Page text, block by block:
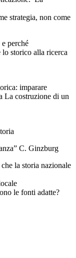
strategia, non come
perché
storico alla ricerca
imparare
La costruzione di un
C. Ginzburg
la storia nazionale
le fonti adatte?